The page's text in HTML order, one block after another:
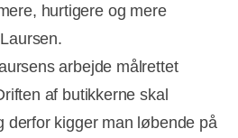
hurtigere og mere
arbejde målrettet
af butikkerne skal
derfor kigger man løbende på